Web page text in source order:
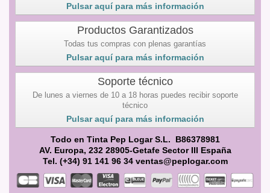
Pulsar aquí para más información
Productos Garantizados
Todas tus compras con plenas garantías
Pulsar aquí para más información
Soporte técnico
De lunes a viernes de 10 a 18 horas puedes recibir soporte
técnico
Pulsar aquí para más información
Todo en Tinta Pep Logar S.L. B86378981
AV. Europa, 232 28905-Getafe Sector III España
Tel. (+34) 91 141 96 34 ventas@peplogar.com